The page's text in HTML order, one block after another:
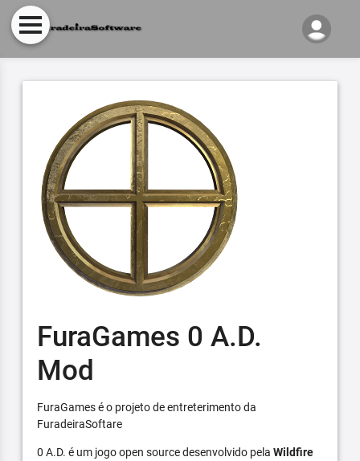
FuraGames 0 A.D.
Mod
FuraGames é o projeto de entreterimento da
FuradeiraSoftare
0 A.D. é um jogo open source desenvolvido pela Wildfire